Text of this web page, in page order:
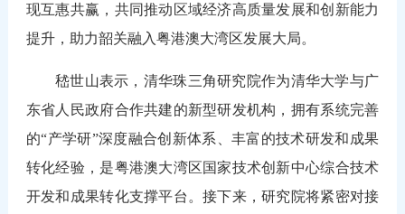
现互惠共赢，共同推动区域经济高质量发展和创新能力
提升，助力韶关融入粤港澳大湾区发展大局。
嵇世山表示，清华珠三角研究院作为清华大学与广
东省人民政府合作共建的新型研发机构，拥有系统完善
的“产学研”深度融合创新体系、丰富的技术研发和成果
转化经验，是粤港澳大湾区国家技术创新中心综合技术
开发和成果转化支撑平台。接下来，研究院将紧密对接